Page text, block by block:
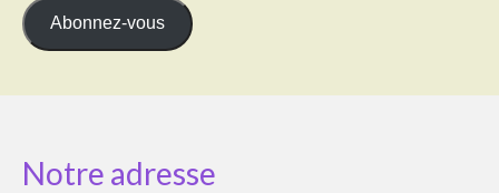
mail
Abonnez-vous
Notre adresse